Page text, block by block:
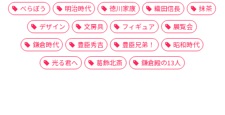
べらぼう
明治時代 徳川家康 織田信長
抹茶
デザイン
文房具 フィギュア
展覧会
鎌倉時代
豊臣秀吉 豊臣兄弟！
昭和時代
光る君へ
葛飾北斎 鎌倉殿の13人